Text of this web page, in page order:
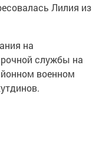
Лилия из
на
службы на
военном